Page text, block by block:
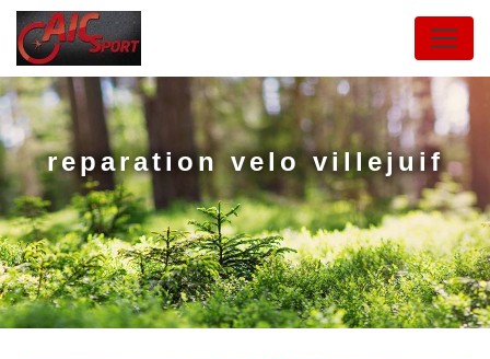
reparation velo villejuif
Panneau de gestion des cookies